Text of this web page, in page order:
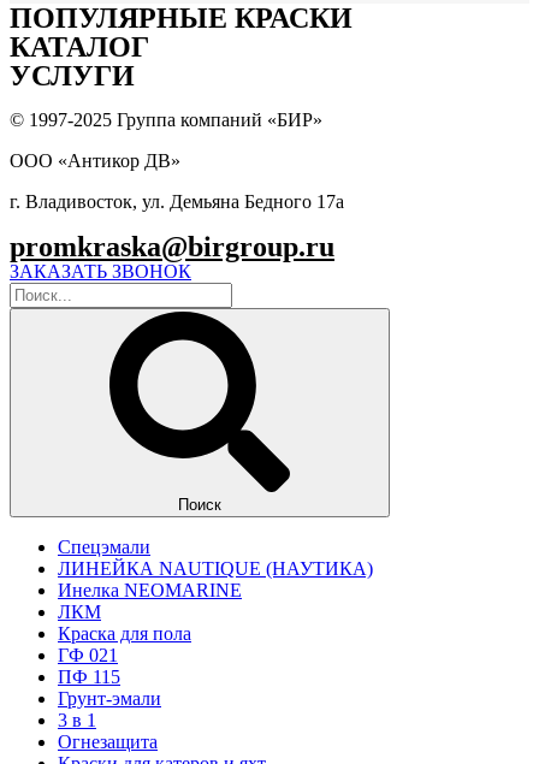
ПОПУЛЯPНЫЕ КРАСКИ
КАТАЛОГ
УСЛУГИ
© 1997-2025 Группа компаний «БИР»
ООО «Антикор ДВ»
г. Владивосток, ул. Демьяна Бедного 17а
promkraska@birgroup.ru
ЗАКАЗАТЬ ЗВОНОК
Поиск
Спецэмали
ЛИНЕЙКА NAUTIQUE (НАУТИКА)
Инелка NEOMARINE
ЛКМ
Краска для пола
ГФ 021
ПФ 115
Грунт-эмали
3 в 1
Огнезащита